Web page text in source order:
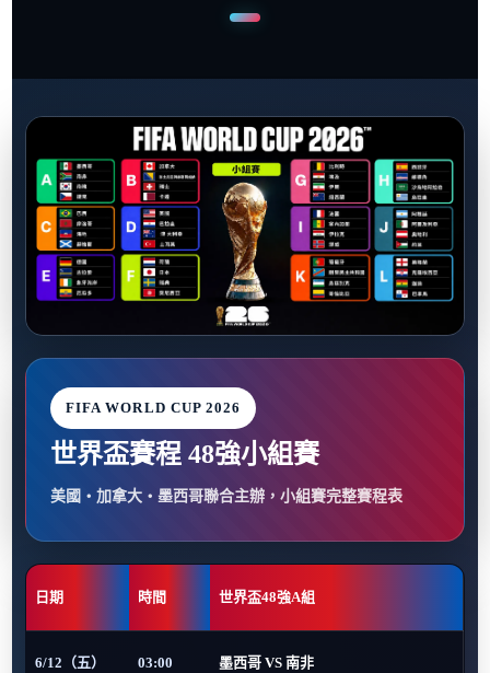
FIFA WORLD CUP 2026
世界盃賽程 48強小組賽
美國・加拿大・墨西哥聯合主辦，小組賽完整賽程表
日期 時間 世界盃48強A組
6/12（五） 03:00 墨西哥 VS 南非